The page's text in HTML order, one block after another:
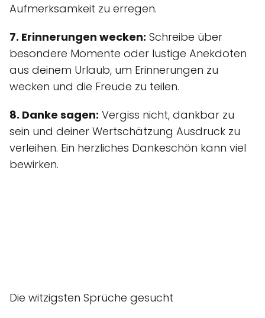
Aufmerksamkeit zu erregen.
7. Erinnerungen wecken: Schreibe über
besondere Momente oder lustige Anekdoten
aus deinem Urlaub, um Erinnerungen zu
wecken und die Freude zu teilen.
8. Danke sagen: Vergiss nicht, dankbar zu
sein und deiner Wertschätzung Ausdruck zu
verleihen. Ein herzliches Dankeschön kann viel
bewirken.
Die witzigsten Sprüche gesucht